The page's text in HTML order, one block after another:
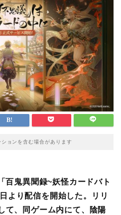
ョンを含む場合があります
百鬼異聞録~妖怪カードバト
より配信を開始した。リリ
て、同ゲーム内にて、陰陽